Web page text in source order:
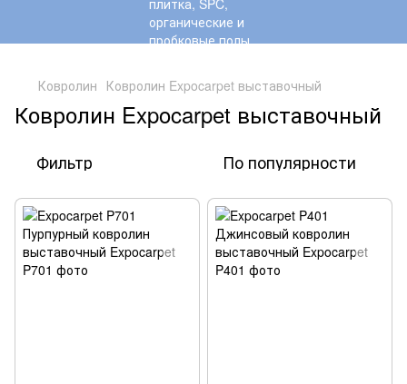
Ковролин Ковролин Expocarpet выставочный
Ковролин Expocarpet выставочный
Фильтр По популярности